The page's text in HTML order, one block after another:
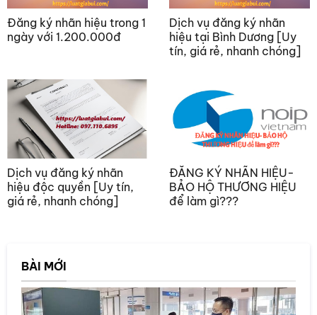
Đăng ký nhãn hiệu trong 1
ngày với 1.200.000đ
Dịch vụ đăng ký nhãn
hiệu tại Bình Dương [Uy
tín, giá rẻ, nhanh chóng]
Dịch vụ đăng ký nhãn
hiệu độc quyền [Uy tín,
giá rẻ, nhanh chóng]
ĐĂNG KÝ NHÃN HIỆU-
BẢO HỘ THƯƠNG HIỆU
để làm gì???
BÀI MỚI